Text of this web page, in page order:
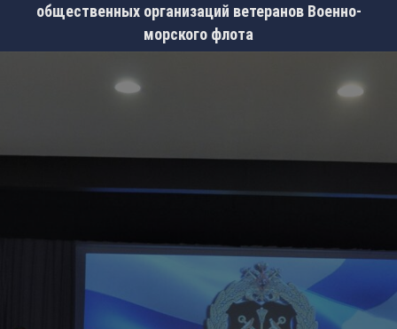
общественных организаций ветеранов Военно-
морского флота